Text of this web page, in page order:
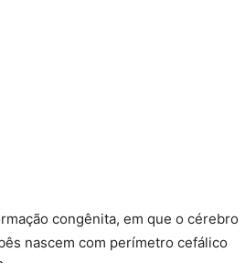
congênita, em que o cérebro
nascem com perímetro cefálico